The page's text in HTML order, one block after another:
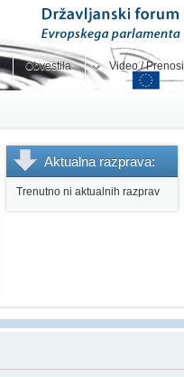
Obvestila Video / Prenosi
Aktualnarazprava:
Trenutno ni aktualnih razprav